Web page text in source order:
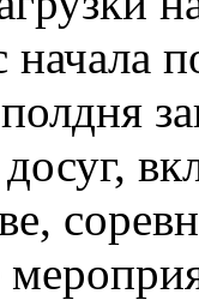
начала